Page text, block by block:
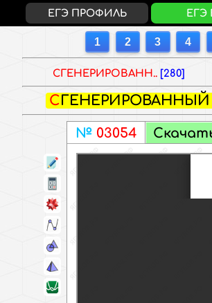
СГЕНЕРИРОВАНН.. [280]
№ 03054
ЕГЭ ПРОФИЛЬ ЕГЭ